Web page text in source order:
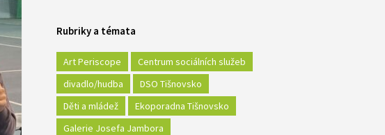
Rubriky a témata
Art Periscope
Centrum sociálních služeb
divadlo/hudba
DSO Tišnovsko
Děti a mládež
Ekoporadna Tišnovsko
Galerie Josefa Jambora